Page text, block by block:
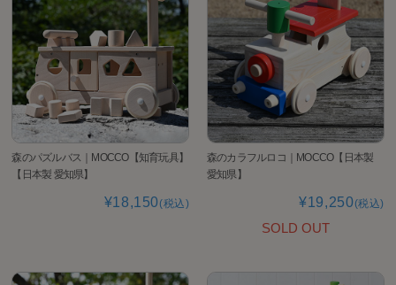
森のパズルバス｜MOCCO【知育玩具】
【日本製 愛知県】
¥18,150(税込)
森のカラフルロコ｜MOCCO【日本製
愛知県】
¥19,250(税込)
SOLD OUT